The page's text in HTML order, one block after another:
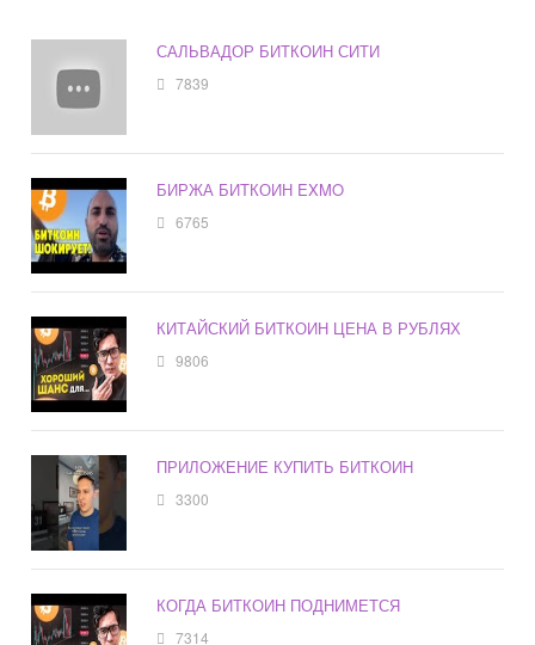
САЛЬВАДОР БИТКОИН СИТИ
7839
БИРЖА БИТКОИН EXMO
6765
КИТАЙСКИЙ БИТКОИН ЦЕНА В РУБЛЯХ
9806
ПРИЛОЖЕНИЕ КУПИТЬ БИТКОИН
3300
КОГДА БИТКОИН ПОДНИМЕТСЯ
7314